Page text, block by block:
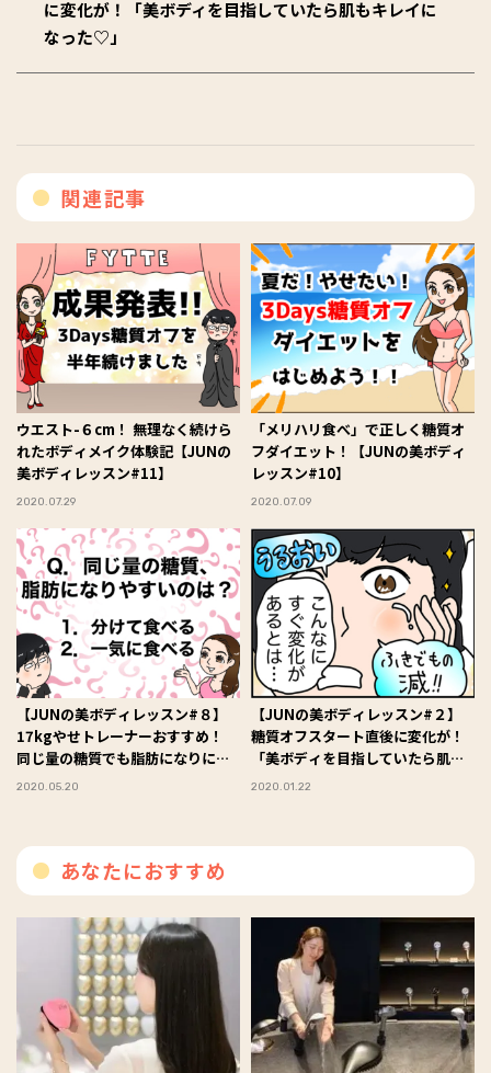
に変化が！「美ボディを目指していたら肌もキレイに
なった♡」
関連記事
ウエスト-６cm！ 無理なく続けら
れたボディメイク体験記【JUNの
美ボディレッスン#11】
2020.07.29
「メリハリ食べ」で正しく糖質オ
フダイエット！【JUNの美ボディ
レッスン#10】
2020.07.09
【JUNの美ボディレッスン#８】
17kgやせトレーナーおすすめ！
同じ量の糖質でも脂肪になりにく
い食べ方とは!?
2020.05.20
【JUNの美ボディレッスン#２】
糖質オフスタート直後に変化が！
「美ボディを目指していたら肌も
キレイになった♡」
2020.01.22
あなたにおすすめ